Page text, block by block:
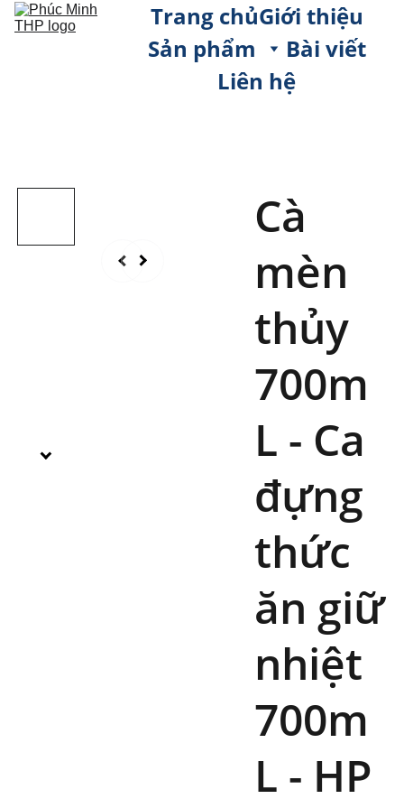
Trang chủGiới thiệu
Sản phẩm
Bài viết
Liên hệ
Cà
mèn
thủy
700m
L - Ca
đựng
thức
ăn giữ
nhiệt
700m
L - HP